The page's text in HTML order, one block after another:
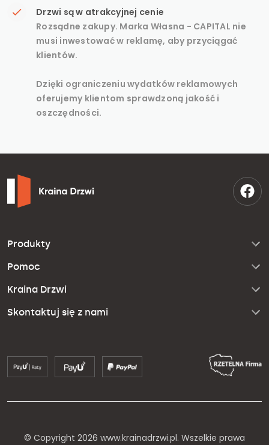
Drzwi są w atrakcyjnej cenie
Rozsądne zakupy. Marka Własna - CAPITAL nie
musi inwestować w reklamę, aby przyciągać
klientów.
Dzięki ograniczeniu wydatków reklamowych
oferujemy klientom sprawdzoną jakość i
oszczędności.
Produkty
Pomoc
Kraina Drzwi
Skontaktuj się z nami
© Copyright 2026 www.krainadrzwi.pl. Wszelkie prawa